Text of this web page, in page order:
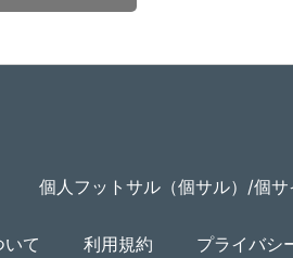
個人フットサル（個サル）/個サ
て 利用規約 プライバシ